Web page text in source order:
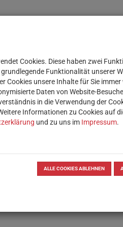
LERN-APPS
Cookies. Diese haben zwei
Funktionalität unserer
Cookies unsere Inhalte für Sie
Daten von Website-
in die Verwendung der
Informationen zu Cookies auf
und zu uns im Impressum.
ALLE COOKIES ABLEHNEN